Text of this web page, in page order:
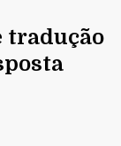
tradução